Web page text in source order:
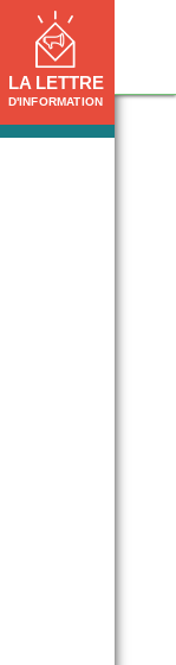
LA LETTRE
D'INFORMATION